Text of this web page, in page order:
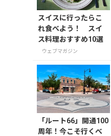
スイスに行ったらこ
れ食べよう！ スイ
ス料理おすすめ10選
ウェブマガジン
「ルート66」開通100
周年！今こそ行くべ